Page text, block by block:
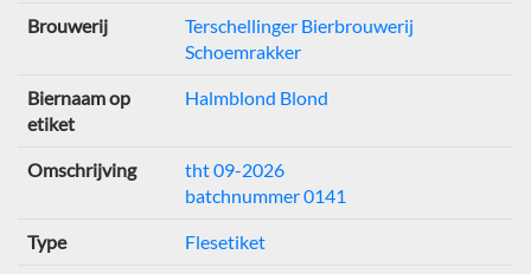
Brouwerij
Terschellinger Bierbrouwerij
Schoemrakker
Biernaam op
etiket
Halmblond Blond
Omschrijving
tht 09-2026
batchnummer 0141
Type Flesetiket